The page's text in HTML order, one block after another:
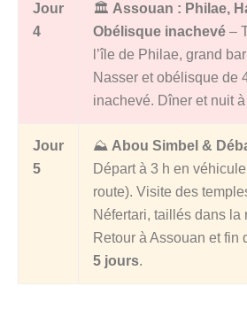
Jour
4
🏛️ Assouan : Philae,
Obélisque inachevé –
l’île de Philae, grand
Nasser et obélisque de
inachevé. Dîner et nuit
Jour
5
⛰️ Abou Simbel &
Départ à 3 h en
route). Visite des
Néfertari, taillés dans la
Retour à Assouan et fin
5 jours.